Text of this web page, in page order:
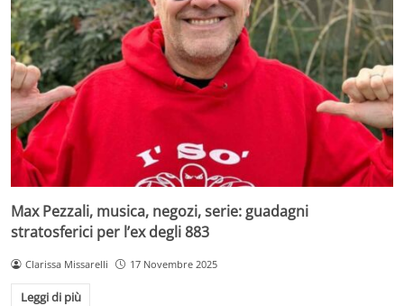
Max Pezzali, musica, negozi, serie: guadagni
stratosferici per l’ex degli 883
Clarissa Missarelli 17 Novembre 2025
Leggi di più